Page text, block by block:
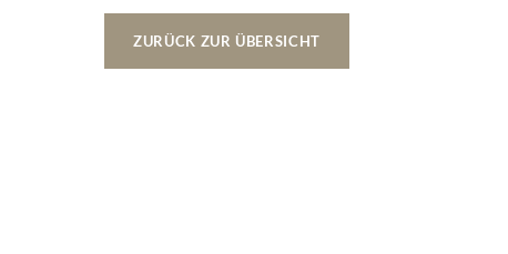
ZURÜCK ZUR ÜBERSICHT